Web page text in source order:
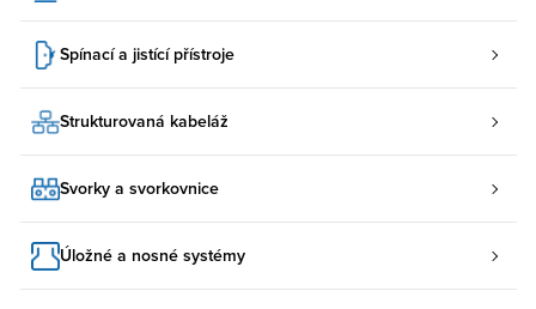
Spínací a jistící přístroje
Strukturovaná kabeláž
Svorky a svorkovnice
Úložné a nosné systémy